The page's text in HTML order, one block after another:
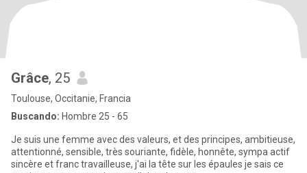
Grâce, 25
Toulouse, Occitanie, Francia
Buscando: Hombre 25 - 65
Je suis une femme avec des valeurs, et des principes, ambitieuse,
attentionné, sensible, très souriante, fidèle, honnête, sympa actif
sincère et franc travailleuse, j'ai la tête sur les épaules je sais ce